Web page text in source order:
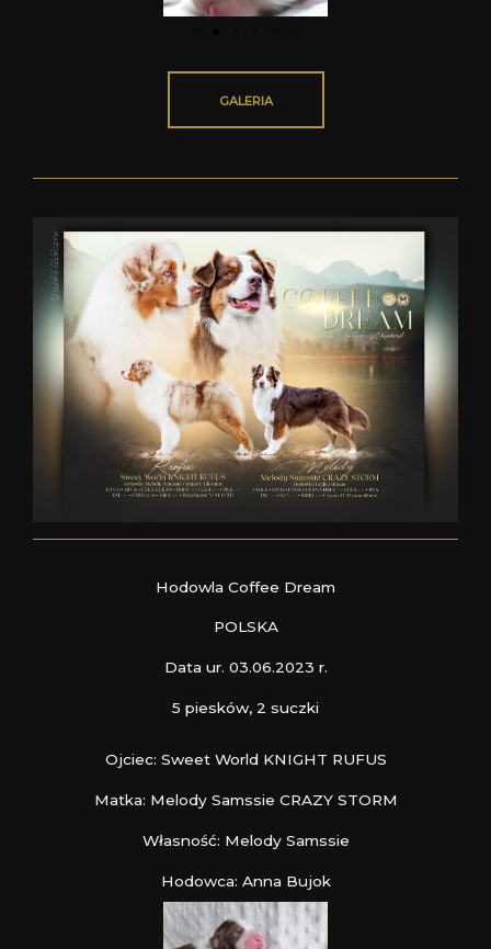
GALERIA
Hodowla Coffee Dream
POLSKA
Data ur. 03.06.2023 r.
5 piesków, 2 suczki
Ojciec: Sweet World KNIGHT RUFUS
Matka: Melody Samssie CRAZY STORM
Własność: Melody Samssie
Hodowca: Anna Bujok